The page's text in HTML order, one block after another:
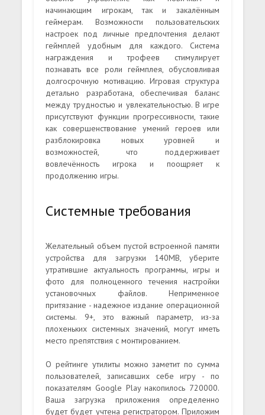
начинающим игрокам, так и закалённым
геймерам. Возможности пользовательских
настроек под личные предпочтения делают
геймплей удобным для каждого. Система
награждения и трофеев стимулирует
познавать все роли геймплея, обусловливая
долгосрочную мотивацию. Игровая структура
детально разработана, обеспечивая баланс
между трудностью и увлекательностью. В игре
присутствуют функции прогрессивности, такие
как совершенствование умений героев или
разблокировка новых уровней и
возможностей, что поддерживает
вовлечённость игрока и поощряет к
продолжению игры.
Системные требования
Желательный объем пустой встроенной памяти
устройства для загрузки 140MB, уберите
утратившие актуальность программы, игры и
фото для полноценного течения настройки
установочных файлов. Неприменное
притязание - надежное издание операционной
системы. 9+, это важный параметр, из-за
плохеньких системных значений, могут иметь
место препятствия с монтированием.
О рейтинге утилиты можно заметит по сумма
пользователей, записавших себе игру - по
показателям Google Play накопилось 720000.
Ваша загрузка приложения определенно
будет будет учтена регистратором. Приложим